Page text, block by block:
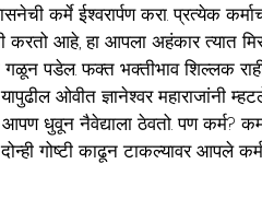
कर्मे ईश्वरार्पण करा. प्रत्येक
करतो आहे, हा आपला अहंकार त्यात
पडेल. फक्त भक्तीभाव शिल्लक
ओवीत ज्ञानेश्वर महाराजांनी
धुवून नैवेद्याला ठेवतो. पण कर्म?
गोष्टी काढून टाकल्यावर आपले